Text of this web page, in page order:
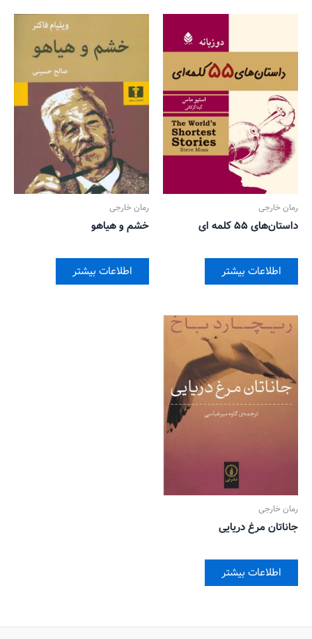
رمان خارجی
داستان‌های ۵۵ کلمه ای
اطلاعات بیشتر
رمان خارجی
خشم و هیاهو
اطلاعات بیشتر
رمان خارجی
جاناتان مرغ دریایی
اطلاعات بیشتر